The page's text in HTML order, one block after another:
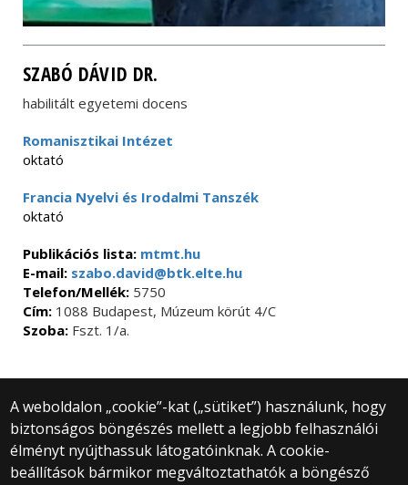
SZABÓ DÁVID DR.
habilitált egyetemi docens
Romanisztikai Intézet
oktató
Francia Nyelvi és Irodalmi Tanszék
oktató
Publikációs lista: mtmt.hu
E-mail: szabo.david@btk.elte.hu
Telefon/Mellék: 5750
Cím: 1088 Budapest, Múzeum körút 4/C
Szoba: Fszt. 1/a.
A weboldalon „cookie”-kat („sütiket”) használunk, hogy
biztonságos böngészés mellett a legjobb felhasználói
élményt nyújthassuk látogatóinknak. A cookie-
beállítások bármikor megváltoztathatók a böngésző
© 2025 Eötvös Loránd Tudományegyetem
Minden jog fenntartva.
1053 Budapest, Egyetem tér 1–3.